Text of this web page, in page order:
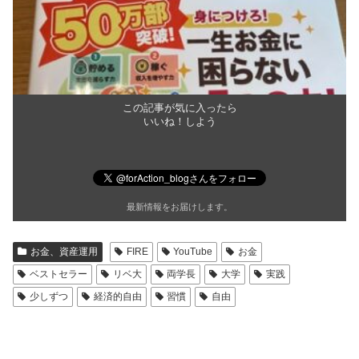
この記事が気に入ったら
いいね！しよう
最新情報をお届けします。
お金、資産運用 FIRE YouTube
お金
ベストセラー
リベ大 両学長 大学
実践
少しずつ
経済的自由 習慣 自由